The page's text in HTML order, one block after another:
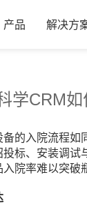
产品 解决方
学CRM
的入院流程
标、安装调试
院率难以突破